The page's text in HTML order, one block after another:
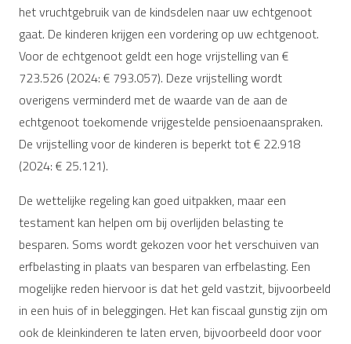
het vruchtgebruik van de kindsdelen naar uw echtgenoot
gaat. De kinderen krijgen een vordering op uw echtgenoot.
Voor de echtgenoot geldt een hoge vrijstelling van €
723.526 (2024: € 793.057). Deze vrijstelling wordt
overigens verminderd met de waarde van de aan de
echtgenoot toekomende vrijgestelde pensioenaanspraken.
De vrijstelling voor de kinderen is beperkt tot € 22.918
(2024: € 25.121).
De wettelijke regeling kan goed uitpakken, maar een
testament kan helpen om bij overlijden belasting te
besparen. Soms wordt gekozen voor het verschuiven van
erfbelasting in plaats van besparen van erfbelasting. Een
mogelijke reden hiervoor is dat het geld vastzit, bijvoorbeeld
in een huis of in beleggingen. Het kan fiscaal gunstig zijn om
ook de kleinkinderen te laten erven, bijvoorbeeld door voor